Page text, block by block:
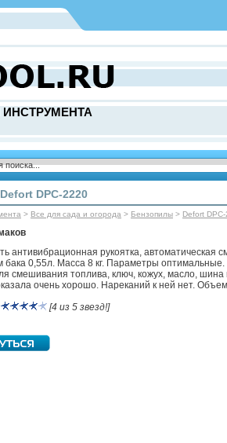
DPC-2220
> Все для сада и огорода > Бензопилы > Defort
антивибрационная рукоятка, автоматическая
бака 0,55л. Масса 8 кг. Параметры
смешивания топлива, ключ, кожух, масло,
очень хорошо. Нареканий к ней нет.
[4 из 5 звезд!]